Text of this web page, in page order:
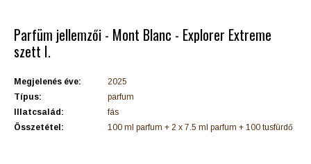
Parfüm jellemzői - Mont Blanc - Explorer Extreme
szett I.
Megjelenés éve:
2025
Típus:
parfum
Illatcsalád:
fás
Összetétel:
100 ml parfum + 2 x 7.5 ml parfum + 100 tusfürdő